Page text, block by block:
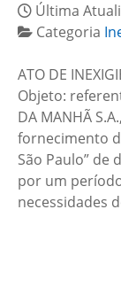
Última
Categoria
ATO DE
Objeto:
DA MANHÃ
fornecimento
São Paulo” de
por um
necessidades